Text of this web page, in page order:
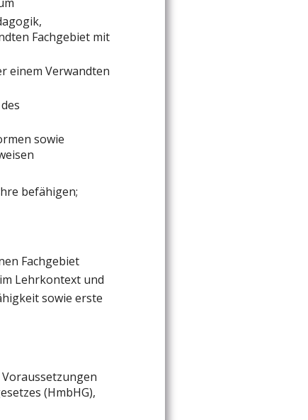
Fachgebiet mit
einem Verwandten
sowie
befähigen;
Fachgebiet
Lehrkontext und
sowie erste
(HmbHG),